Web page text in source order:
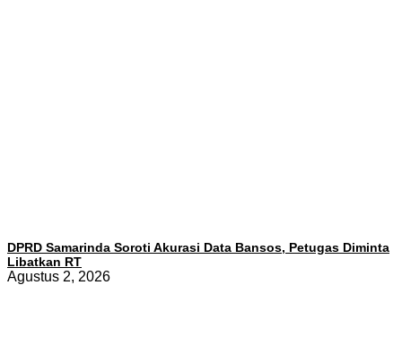
DPRD Samarinda Soroti Akurasi Data Bansos, Petugas Diminta
Libatkan RT
Agustus 2, 2026